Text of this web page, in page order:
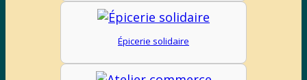
Épicerie solidaire